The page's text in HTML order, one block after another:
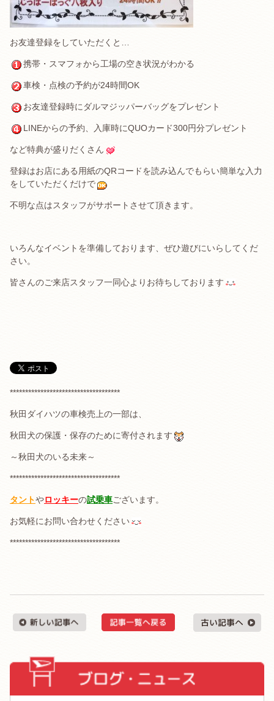
お友達登録をしていただくと…
携帯・スマフォから工場の空き状況がわかる
車検・点検の予約が24時間OK
お友達登録時にダルマジッパーバッグをプレゼント
LINEからの予約、入庫時にQUOカード300円分プレゼント
など特典が盛りだくさん
登録はお店にある用紙のQRコードを読み込んでもらい簡単な入力
をしていただくだけで
不明な点はスタッフがサポートさせて頂きます。
いろんなイベントを準備しております、ぜひ遊びにいらしてくだ
さい。
皆さんのご来店スタッフ一同心よりお待ちしております
************************************
秋田ダイハツの車検売上の一部は、
秋田犬の保護・保存のために寄付されます
～秋田犬のいる未来～
************************************
タントやロッキーの試乗車ございます。
お気軽にお問い合わせください
************************************